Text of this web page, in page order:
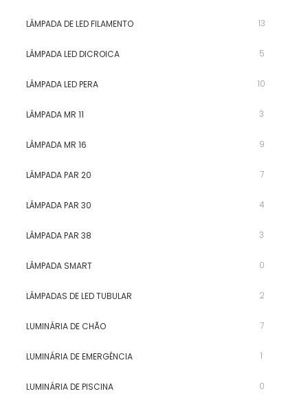
LÂMPADA DE LED FILAMENTO 13
LÂMPADA LED DICROICA 5
LÂMPADA LED PERA 10
LÂMPADA MR 11 3
LÂMPADA MR 16 9
LÂMPADA PAR 20 7
LÂMPADA PAR 30 4
LÂMPADA PAR 38 3
LÂMPADA SMART 0
LÂMPADAS DE LED TUBULAR 2
LUMINÁRIA DE CHÃO 7
LUMINÁRIA DE EMERGÊNCIA 1
LUMINÁRIA DE PISCINA 0